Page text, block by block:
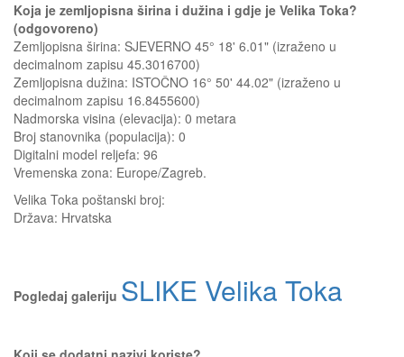
Koja je zemljopisna širina i dužina i gdje je Velika Toka?
(odgovoreno)
Zemljopisna širina: SJEVERNO 45° 18' 6.01" (izraženo u
decimalnom zapisu 45.3016700)
Zemljopisna dužina: ISTOČNO 16° 50' 44.02" (izraženo u
decimalnom zapisu 16.8455600)
Nadmorska visina (elevacija): 0 metara
Broj stanovnika (populacija): 0
Digitalni model reljefa: 96
Vremenska zona: Europe/Zagreb.
Velika Toka poštanski broj:
Država: Hrvatska
Pogledaj galeriju SLIKE Velika Toka